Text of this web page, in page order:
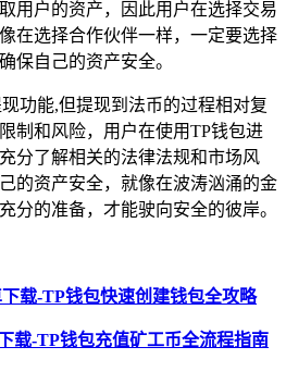
用户的资产，因此用户在选择交易
在选择合作伙伴一样，一定要选择
保自己的资产安全。
功能,但提现到法币的过程相对复
制和风险，用户在使用TP钱包进
分了解相关的法律法规和市场风
的资产安全，就像在波涛汹涌的金
分的准备，才能驶向安全的彼岸。
载-TP钱包快速创建钱包全攻略
载-TP钱包充值矿工币全流程指南